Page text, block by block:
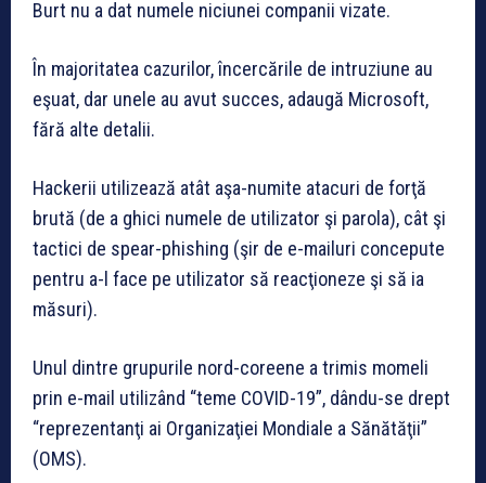
Burt nu a dat numele niciunei companii vizate.
În majoritatea cazurilor, încercările de intruziune au
eşuat, dar unele au avut succes, adaugă Microsoft,
fără alte detalii.
Hackerii utilizează atât aşa-numite atacuri de forţă
brută (de a ghici numele de utilizator şi parola), cât şi
tactici de spear-phishing (şir de e-mailuri concepute
pentru a-l face pe utilizator să reacţioneze şi să ia
măsuri).
Unul dintre grupurile nord-coreene a trimis momeli
prin e-mail utilizând “teme COVID-19”, dându-se drept
“reprezentanţi ai Organizaţiei Mondiale a Sănătăţii”
(OMS).